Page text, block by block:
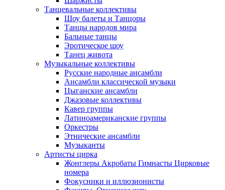
Танцевальные коллективы
Шоу балеты и Танцоры
Танцы народов мира
Бальные танцы
Эротическое шоу
Танец живота
Музыкальные коллективы
Русские народные ансамбли
Ансамбли классической музыки
Цыганские ансамбли
Джазовые коллективы
Кавер группы
Латиноамериканские группы
Оркестры
Этнические ансамбли
Музыканты
Артисты цирка
Жонглеры Акробаты Гимнасты Цирковые
номера
Фокусники и иллюзионисты